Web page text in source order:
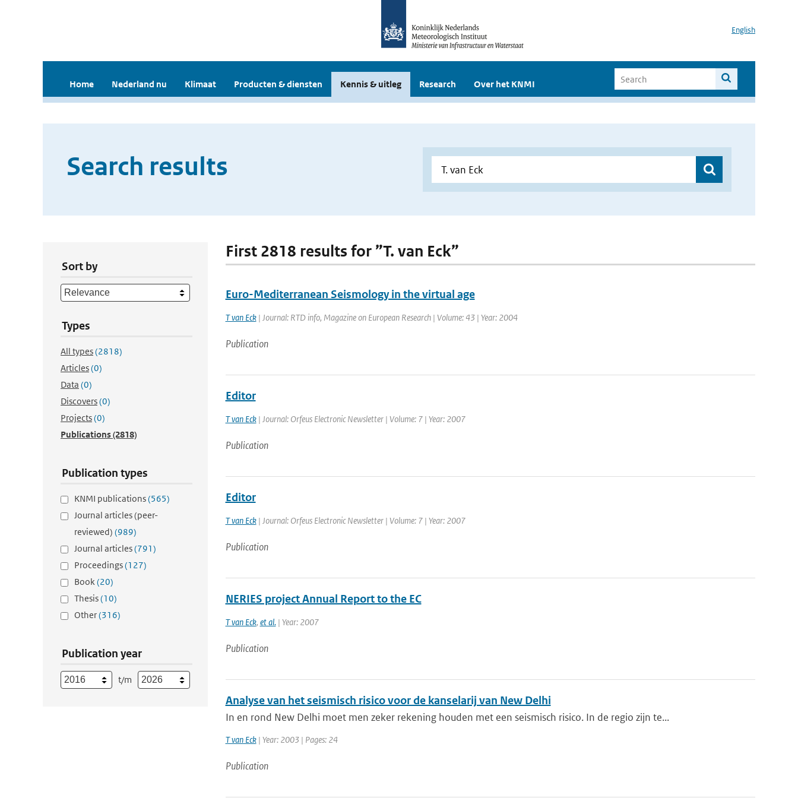
English
Home Nederland nu Klimaat Producten & diensten Kennis & uitleg Research Over het KNMI
Search results
Sort by
Types
All types(2818)
Articles(0)
Data (0)
Discovers(0)
Projects(0)
Publications(2818)
Publication types
KNMI publications(565)
Journal articles (peer-
reviewed) (989)
Journal articles(791)
Proceedings(127)
Book(20)
Thesis(10)
Other(316)
Publication year
t/m
First 2818 results for ”T. van Eck”
Euro-Mediterranean Seismology in the virtual age
T van Eck| Journal: RTD info, Magazine on European Research | Volume: 43 | Year: 2004
Publication
Editor
T van Eck| Journal: Orfeus Electronic Newsletter | Volume: 7 | Year: 2007
Publication
Editor
T van Eck| Journal: Orfeus Electronic Newsletter | Volume: 7 | Year: 2007
Publication
NERIES project Annual Report to the EC
T van Eck, et al.| Year: 2007
Publication
Analyse van het seismisch risico voor de kanselarij van New Delhi
In en rond New Delhi moet men zeker rekening houden met een seismisch risico. In de regio zijn te...
T van Eck| Year: 2003 | Pages: 24
Publication